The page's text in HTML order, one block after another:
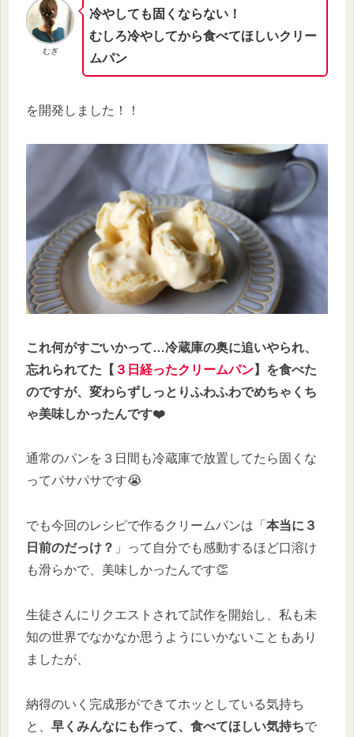
むぎ
冷やしても固くならない！
むしろ冷やしてから食べてほしいクリー
ムパン
を開発しました！！
これ何がすごいかって…冷蔵庫の奥に追いやられ、
忘れられてた【 ３日経ったクリームパン】を食べた
のですが、変わらずしっとりふわふわでめちゃくち
ゃ美味しかったんです❤️
通常のパンを３日間も冷蔵庫で放置してたら固くな
ってパサパサです😭
でも今回のレシピで作るクリームパンは「 本当に３
日前のだっけ？ 」って自分でも感動するほど口溶け
も滑らかで、美味しかったんです👏
生徒さんにリクエストされて試作を開始し、私も未
知の世界でなかなか思うようにいかないこともあり
ましたが、
納得のいく完成形ができてホッとしている気持ち
と、 早くみんなにも作って、食べてほしい気持ちで